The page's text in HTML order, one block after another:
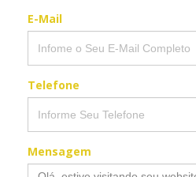
E-Mail
Telefone
Mensagem